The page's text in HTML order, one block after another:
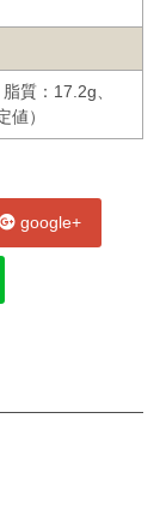
質：17.2g、
）
google+